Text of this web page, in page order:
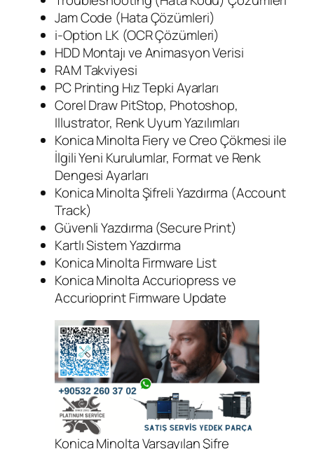
Jam Code (Hata Çözümleri)
i-Option LK (OCR Çözümleri)
HDD Montajı ve Animasyon Verisi
RAM Takviyesi
PC Printing Hız Tepki Ayarları
Corel Draw PitStop, Photoshop,
Illustrator, Renk Uyum Yazılımları
Konica Minolta Fiery ve Creo Çökmesi ile
İlgili Yeni Kurulumlar, Format ve Renk
Dengesi Ayarları
Konica Minolta Şifreli Yazdırma (Account
Track)
Güvenli Yazdırma (Secure Print)
Kartlı Sistem Yazdırma
Konica Minolta Firmware List
Konica Minolta Accuriopress ve
Accurioprint Firmware Update
Konica Minolta Varsayılan Şifre